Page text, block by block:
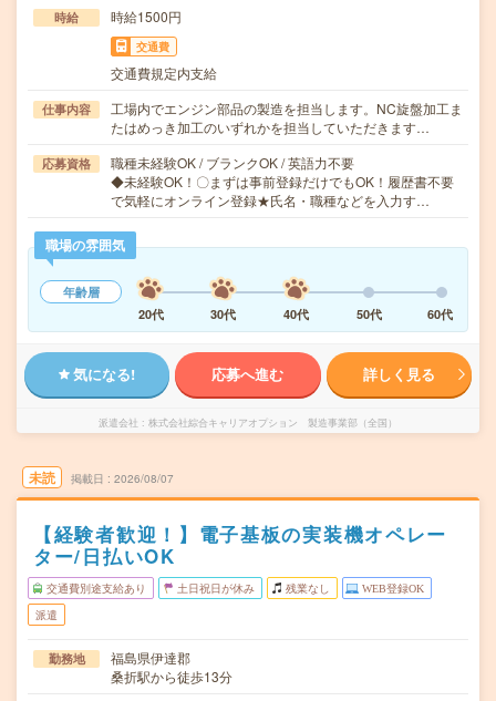
時給 時給1500円
交通費
交通費規定内支給
仕事内容
工場内でエンジン部品の製造を担当します。NC旋盤加工ま
たはめっき加工のいずれかを担当していただきます…
応募資格
職種未経験OK / ブランクOK / 英語力不要
◆未経験OK！〇まずは事前登録だけでもOK！履歴書不要
で気軽にオンライン登録★氏名・職種などを入力す…
職場の雰囲気
年齢層
20代
30代 40代 50代 60代
気になる! 応募へ進む 詳しく見る
派遣会社 株式会社綜合キャリアオプション 製造事業部（全国）
未読 掲載日 2026/08/07
【経験者歓迎！】電子基板の実装機オペレー
ター/日払いOK
交通費別途支給あり 土日祝日が休み 残業なし WEB登録OK
派遣
勤務地
福島県伊達郡
桑折駅から徒歩13分